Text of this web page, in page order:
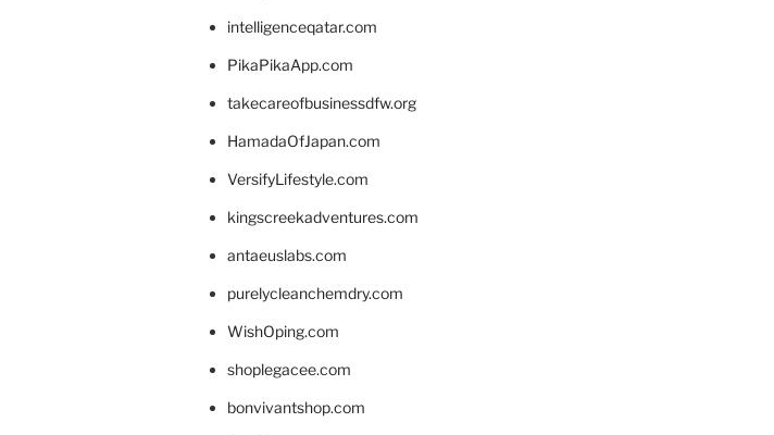
intelligenceqatar.com
PikaPikaApp.com
takecareofbusinessdfw.org
HamadaOfJapan.com
VersifyLifestyle.com
kingscreekadventures.com
antaeuslabs.com
purelycleanchemdry.com
WishOping.com
shoplegacee.com
bonvivantshop.com